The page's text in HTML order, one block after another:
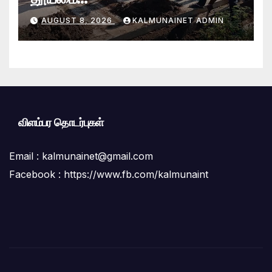
வேலைத்திட்டம்.:ஆலையடிவேம்பு
பிரதேச செயலகமும் பிரதேச சபையும்
இணைந்து விசேட தூய்மைப் பணி.
AUGUST 8, 2026 KALMUNAINET ADMIN
விளம்பர தொடர்புகள்
Email : kalmunainet@gmail.com
Facebook : https://www.fb.com/kalmunaint